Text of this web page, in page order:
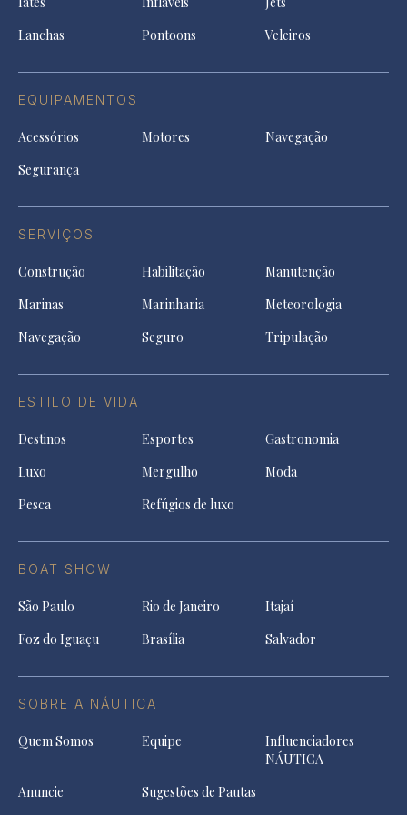
Lanchas
Pontoons Veleiros
EQUIPAMENTOS
Acessórios Motores
Navegação
Segurança
SERVIÇOS
Construção Habilitação
Manutenção
Marinas
Marinharia
Meteorologia
Navegação
Seguro Tripulação
ESTILO DE VIDA
Destinos Esportes
Gastronomia
Luxo
Mergulho
Moda
Pesca
Refúgios de luxo
BOAT SHOW
São Paulo Rio de Janeiro
Itajaí
Foz do Iguaçu
Brasília Salvador
SOBRE A NÁUTICA
Quem Somos Equipe
Influenciadores
NÁUTICA
Anuncie
Sugestões de Pautas